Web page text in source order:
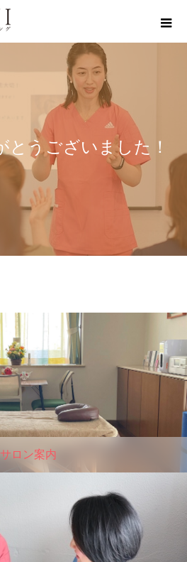
とうございました！
サロン案内